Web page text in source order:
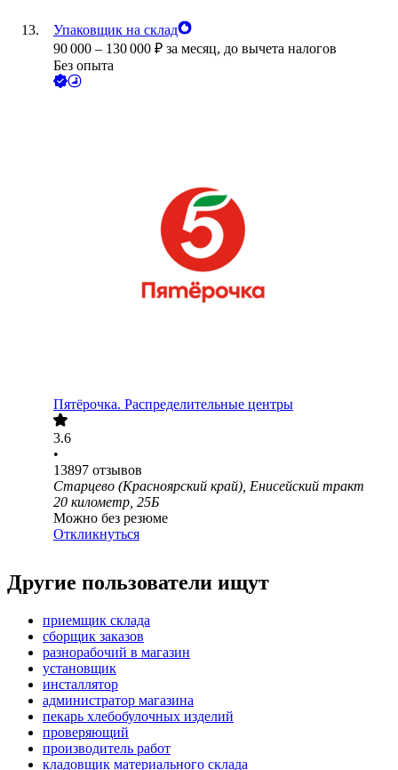
Упаковщик на склад
90 000 – 130 000 ₽ за месяц, до вычета налогов
Без опыта
Пятёрочка. Распределительные центры
3.6
•
13897 отзывов
Старцево (Красноярский край), Енисейский тракт
20 километр, 25Б
Можно без резюме
Откликнуться
Другие пользователи ищут
приемщик склада
сборщик заказов
разнорабочий в магазин
установщик
инсталлятор
администратор магазина
пекарь хлебобулочных изделий
проверяющий
производитель работ
кладовщик материального склада